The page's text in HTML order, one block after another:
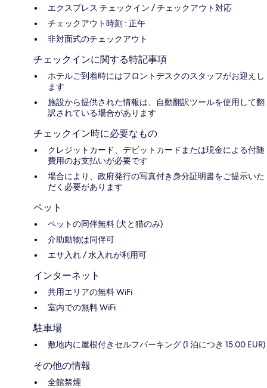
エクスプレス チェックイン / チェックアウト対応
チェックアウト時刻 : 正午
非対面式のチェックアウト
チェックインに関する特記事項
ホテルご到着時にはフロントデスクのスタッフがお迎えし
ます
施設から提供された情報は、自動翻訳ツールを使用して翻
訳されている場合があります
チェックイン時に必要なもの
クレジットカード、デビットカードまたは現金による付随
費用のお支払いが必要です
場合により、政府発行の写真付き身分証明書をご提示いた
だく必要があります
ペット
ペットの同伴無料 (犬と猫のみ)
介助動物は同伴可
エサ入れ / 水入れが利用可
インターネット
共用エリアの無料 WiFi
室内での無料 WiFi
駐車場
敷地内に屋根付きセルフパーキング (1 泊につき 15.00 EUR)
その他の情報
全館禁煙